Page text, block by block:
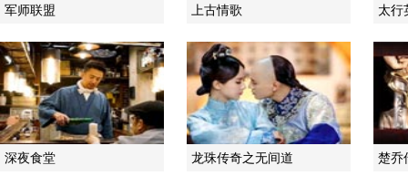
军师联盟 上古情歌 太行
深夜食堂 龙珠传奇之无间道 楚乔